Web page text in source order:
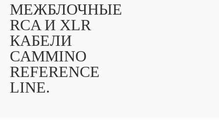
МЕЖБЛОЧНЫЕ
RCA И XLR
КАБЕЛИ
CAMMINO
REFERENCE
LINE.